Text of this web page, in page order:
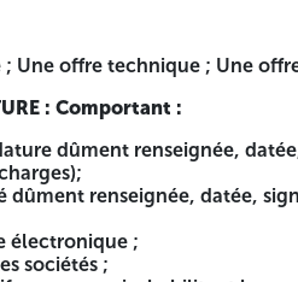
à engager
considérée pour les
soumissionnaires :
en cours de validité,
justifiés par :
pièces justificatives :
Une offre technique ; Une
: Comportant :
dûment renseignée,
renseignée, datée,
électronique ;
sociétés ;